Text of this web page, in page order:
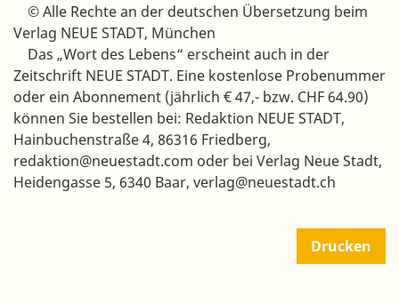
© Alle Rechte an der deutschen Übersetzung beim
Verlag NEUE STADT, München
Das „Wort des Lebens“ erscheint auch in der
Zeitschrift NEUE STADT. Eine kostenlose Probenummer
oder ein Abonnement (jährlich € 47,- bzw. CHF 64.90)
können Sie bestellen bei: Redaktion NEUE STADT,
Hainbuchenstraße 4, 86316 Friedberg,
redaktion@neuestadt.com oder bei Verlag Neue Stadt,
Heidengasse 5, 6340 Baar, verlag@neuestadt.ch
Drucken